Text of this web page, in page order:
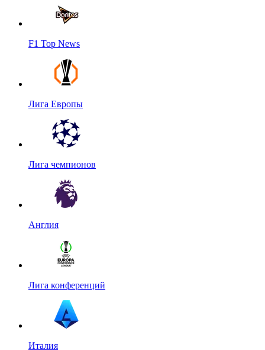
F1 Top News
Лига Европы
Лига чемпионов
Англия
Лига конференций
Италия